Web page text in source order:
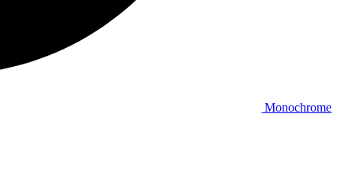
Monochrome